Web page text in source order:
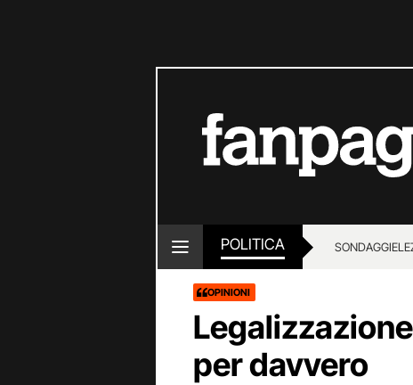
POLITICA SONDAGGI
OPINIONI
per davvero